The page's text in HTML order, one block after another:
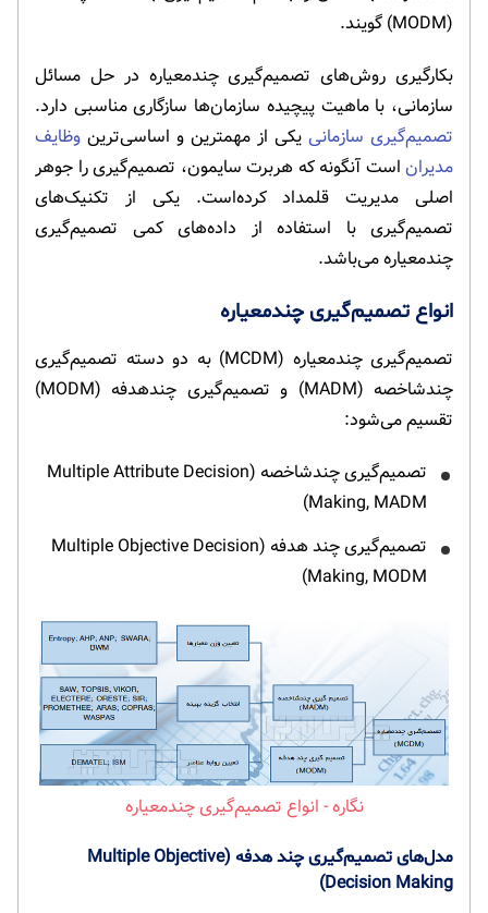
(MODM) گویند.
بکارگیری روش‌های تصمیم‌گیری چندمعیاره در حل مسائل
سازمانی، با ماهیت پیچیده سازمان‌ها سازگاری مناسبی دارد.
تصمیم‌گیری سازمانی یکی از مهمترین و اساسی‌ترین وظایف
مدیران است آنگونه که هربرت سایمون، تصمیم‌گیری را جوهر
اصلی مدیریت قلمداد کرده‌است. یکی از تکنیک‌های
تصمیم‌گیری با استفاده از داده‌های کمی تصمیم‌گیری
چندمعیاره می‌باشد.
انواع تصمیم‌گیری چندمعیاره
تصمیم‌گیری چندمعیاره (MCDM) به دو دسته تصمیم‌گیری
چندشاخصه (MADM) و تصمیم‌گیری چندهدفه (MODM)
تقسیم می‌شود:
تصمیم‌گیری چندشاخصه (Multiple Attribute Decision
Making, MADM)
تصمیم‌گیری چند هدفه (Multiple Objective Decision
Making, MODM)
انواع تصمیم‌گیری چندمعیاره
مدل‌های تصمیم‌گیری چند هدفه (Multiple Objective
Decision Making)